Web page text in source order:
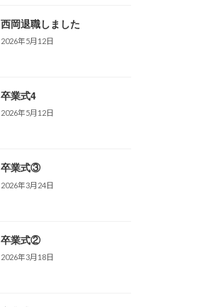
西岡退職しました
2026年5月12日
卒業式4
2026年5月12日
卒業式③
2026年3月24日
卒業式②
2026年3月18日